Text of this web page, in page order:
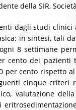
della SIR,
dagli studi clinici
in sintesi, tali
8 settimane
cento dei pazienti
per cento rispetto
cinque criteri
valutazione